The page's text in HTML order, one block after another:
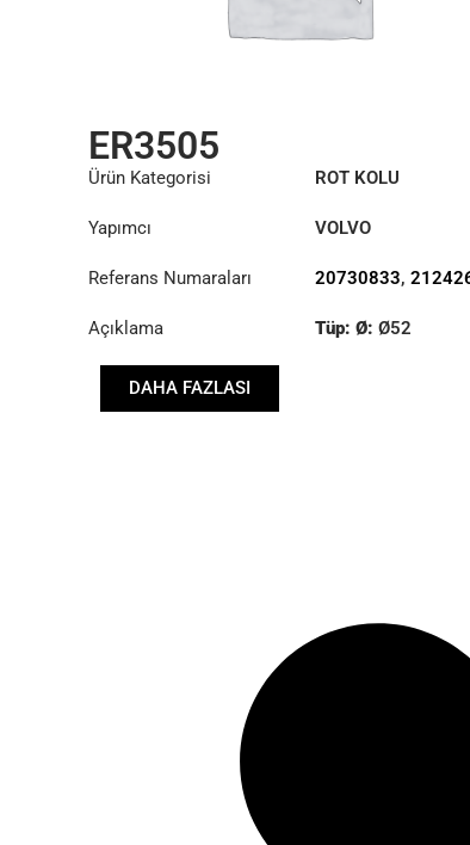
ER3505
Ürün Kategorisi ROT KOLU
Yapımcı VOLVO
Referans Numaraları 20730833,
Açıklama
Tüp: Ø: Ø52
DAHA FAZLASI